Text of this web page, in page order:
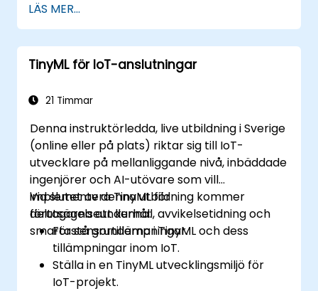
och kärnnätverksteam under integration.
• Förbereda telekomplatser för ATP
(Acceptance Test Procedure) och hantera
operatörens övertagningsprocesser.
klusterbaserad och regionsbaserad
rapporteringsstrukturer.
LÄS MER...
TinyML för IoT-anslutningar
21 Timmar
Denna instruktörledda, live utbildning i Sverige
(online eller på plats) riktar sig till IoT-
utvecklare på mellanliggande nivå, inbäddade
ingenjörer och AI-utövare som vill
implementera TinyML för
förutsägelseunderhåll, avvikelsetidning och
smarta sensortillämpningar.
Vid slutet av denna utbildning kommer
deltagarna att kunna:
Förstå grunderna i TinyML och dess
tillämpningar inom IoT.
Ställa in en TinyML utvecklingsmiljö för
IoT-projekt.